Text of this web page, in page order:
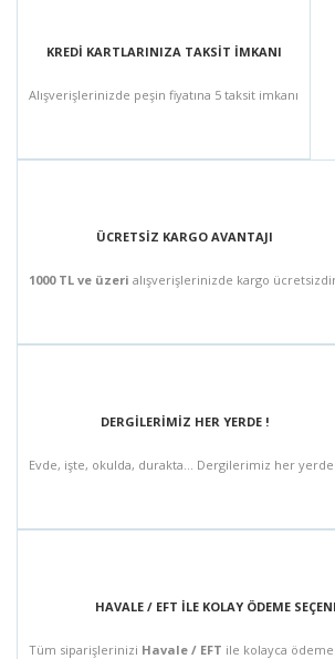
KREDİ KARTLARINIZA TAKSİT İMKANI
Alışverişlerinizde peşin fiyatına 5 taksit imkanı
ÜCRETSİZ KARGO AVANTAJI
1000 TL ve üzeri alışverişlerinizde kargo
DERGİLERİMİZ HER YERDE !
Evde, işte, okulda, durakta... Dergilerimiz her yerde
HAVALE / EFT İLE KOLAY ÖDEME
Tüm siparişlerinizi Havale / EFT ile kolayca